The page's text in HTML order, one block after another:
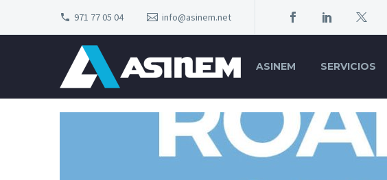
971 77 05 04 info@asinem.net
ASINEM SERVICIOS